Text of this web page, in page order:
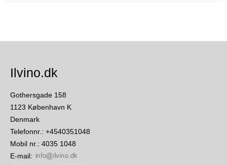
Ilvino.dk
Gothersgade 158
1123 København K
Denmark
Telefonnr. : +4540351048
Mobil nr. : 4035 1048
E-mail: